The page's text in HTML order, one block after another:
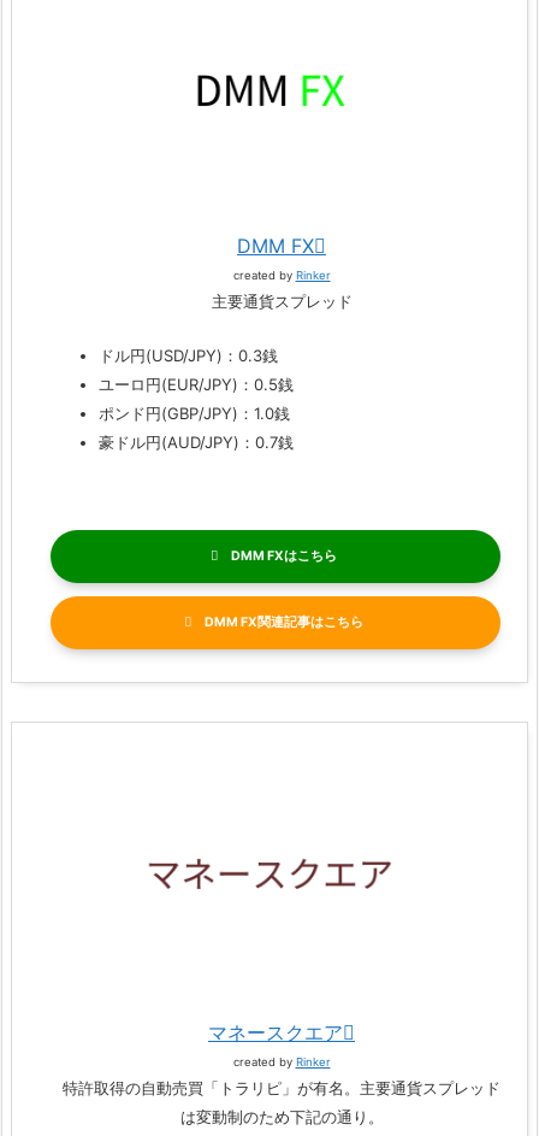
DMM FX
created by Rinker
主要通貨スプレッド
ドル円(USD/JPY)：0.3銭
ユーロ円(EUR/JPY)：0.5銭
ポンド円(GBP/JPY)：1.0銭
豪ドル円(AUD/JPY)：0.7銭
DMM FX
DMM FX関連記事
マネースクエア
created by Rinker
特許取得の自動売買「トラリピ」が有名。主要通貨スプレッド
は変動制のため下記の通り。